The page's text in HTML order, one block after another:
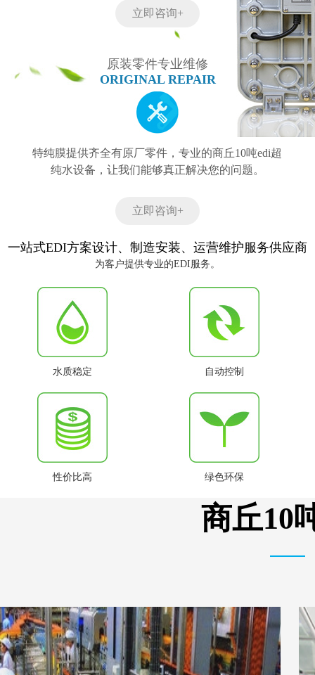
立即咨询+
原装零件专业维修
ORIGINAL REPAIR
特纯膜提供齐全有原厂零件，专业的商丘10吨edi超
纯水设备，让我们能够真正解决您的问题。
立即咨询+
一站式EDI方案设计、制造安装、运营维护服务供应商
为客户提供专业的EDI服务。
水质稳定 自动控制
性价比高 绿色环保
商丘10